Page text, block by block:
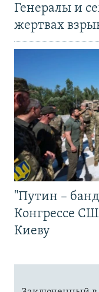
Генералы и
жертвах
"Путин –
Конгрессе
Киеву